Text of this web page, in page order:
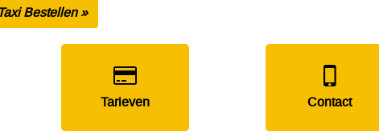
Bestellen »
Tarieven Contact